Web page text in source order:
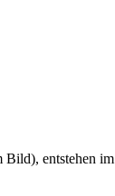
entstehen